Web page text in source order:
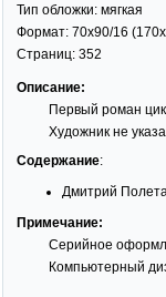
Тип обложки: мягкая
Формат: 70x90/16
Страниц: 352
Описание:
Первый роман
Художник не
Содержание:
Дмитрий
Примечание:
Серийное
Компьютерный